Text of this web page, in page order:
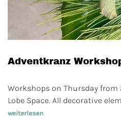
Adventkranz
Workshops on Thursday from
Lobe Space. All decorative
weiterlesen